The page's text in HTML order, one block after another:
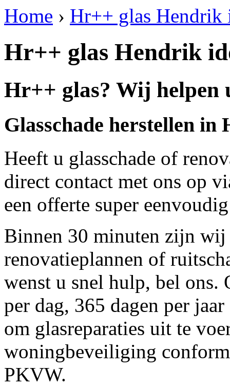
Home › Hr++ glas Hendrik
Hr++ glas Hendrik
Hr++ glas? Wij
Glasschade herstellen
Heeft u glasschade of
direct contact met ons op
een offerte super
Binnen 30 minuten zijn wij
renovatieplannen of
wenst u snel hulp, bel ons.
per dag, 365 dagen per
om glasreparaties uit te
woningbeveiliging
PKVW.